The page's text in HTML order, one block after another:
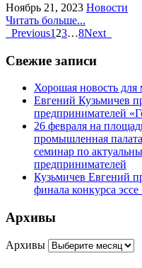
Ноябрь 21, 2023 Новости
Читать больше...
Previous1 23…8Next
Свежие записи
Хорошая новость для
Евгений Кузьмичев
предпринимателей
26 февраля на
промышленная
семинар по
предпринимателей
Кузьмичев Евгений
финала конкурса
Архивы
Архивы